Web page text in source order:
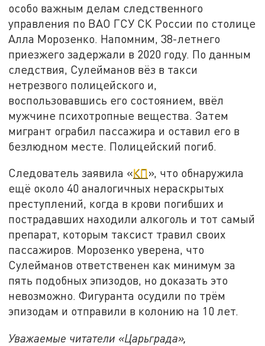
особо важным делам следственного
управления по ВАО ГСУ СК России по столице
Алла Морозенко. Напомним, 38-летнего
приезжего задержали в 2020 году. По данным
следствия, Сулейманов вёз в такси
нетрезвого полицейского и,
воспользовавшись его состоянием, ввёл
мужчине психотропные вещества. Затем
мигрант ограбил пассажира и оставил его в
безлюдном месте. Полицейский погиб.
Следователь заявила «КП», что обнаружила
ещё около 40 аналогичных нераскрытых
преступлений, когда в крови погибших и
пострадавших находили алкоголь и тот самый
препарат, которым таксист травил своих
пассажиров. Морозенко уверена, что
Сулейманов ответственен как минимум за
пять подобных эпизодов, но доказать это
невозможно. Фигуранта осудили по трём
эпизодам и отправили в колонию на 10 лет.
Уважаемые читатели «Царьграда»,